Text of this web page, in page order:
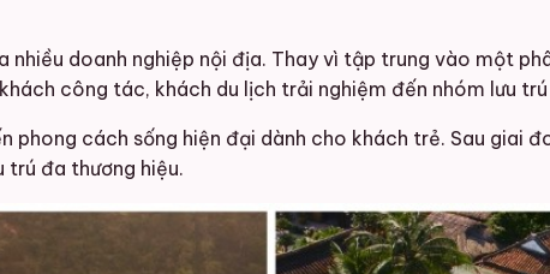
doanh nghiệp nội địa. Thay vì tập trung vào một
công tác, khách du lịch trải nghiệm đến nhóm lưu
phong cách sống hiện đại dành cho khách trẻ. Sau giai
trú đa thương hiệu.